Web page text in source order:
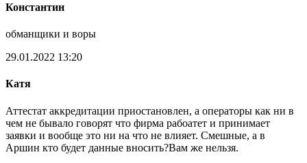
Константин
обманщики и воры
29.01.2022 13:20
Катя
Аттестат аккредитации приостановлен, а операторы как ни в
чем не бывало говорят что фирма рабоатет и принимает
заявки и вообще это ни на что не влияет. Смешные, а в
Аршин кто будет данные вносить?Вам же нельзя.